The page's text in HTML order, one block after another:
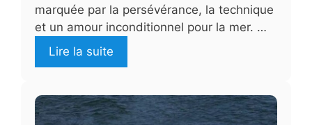
marquée par la persévérance, la technique
et un amour inconditionnel pour la mer. …
Lire la suite